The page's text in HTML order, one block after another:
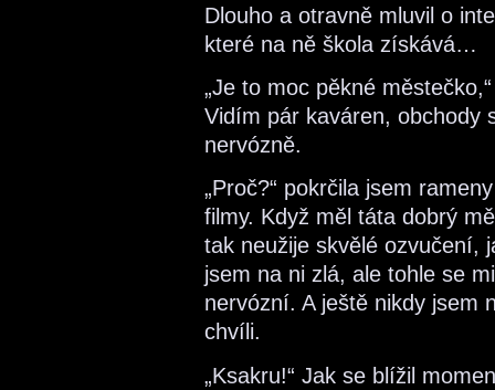
Dlouho a otravně mluvil o
které na ně škola získává…
„Je to moc pěkné
Vidím pár kaváren, obchody
nervózně.
„Proč?“ pokrčila jsem
filmy. Když měl táta dobrý
tak neužije skvělé ozvučení,
jsem na ni zlá, ale tohle se
nervózní. A ještě nikdy jsem
chvíli.
„Ksakru!“ Jak se blížil